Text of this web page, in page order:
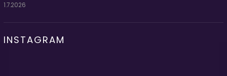
1.7.2026
INSTAGRAM